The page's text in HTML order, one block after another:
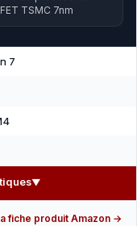
TSMC 7nm
7
▼
fiche produit Amazon →